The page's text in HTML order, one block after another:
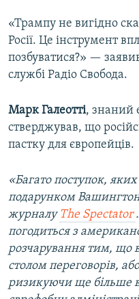
«Трампу не вигідно
Росії. Це інструмент
позбуватися?» —
службі Радіо Свобода.
Марк Галеотті, знаний
стверджував, що
пастку для європейців.
«Багато поступок,
подарунком
журналу The Spectator .
погодиться з
розчарування тим, що
столом переговорів,
ризикуючи ще більше